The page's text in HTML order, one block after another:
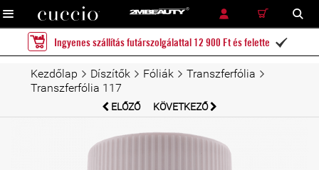
RÉSZLETES KERESÉS KERESÉS
Ingyenes szállítás futárszolgálattal 12 900 Ft és felette 
Kezdőlap Díszítők Fóliák
Transzferfólia
Transzferfólia 117
ELŐZŐ KÖVETKEZŐ